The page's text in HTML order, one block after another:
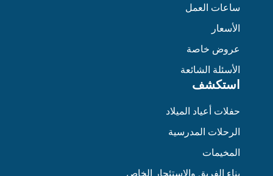
ساعات العمل
الأسعار
عروض خاصة
الأسئلة الشائعة
استكشف
حفلات أعياد الميلاد
الرحلات المدرسية
المخيمات